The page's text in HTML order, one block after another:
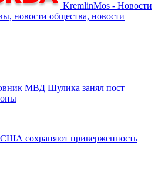
KremlinMos - Новости
новости общества, новости
МВД Шулика занял пост
США сохраняют приверженность